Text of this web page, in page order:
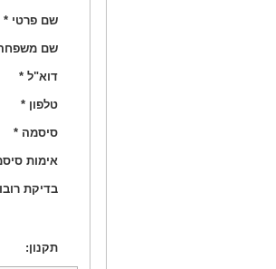
שם פרטי *
שם
דוא"ל *
טלפון *
סיסמה *
אימות
בדיקת
תקנון: